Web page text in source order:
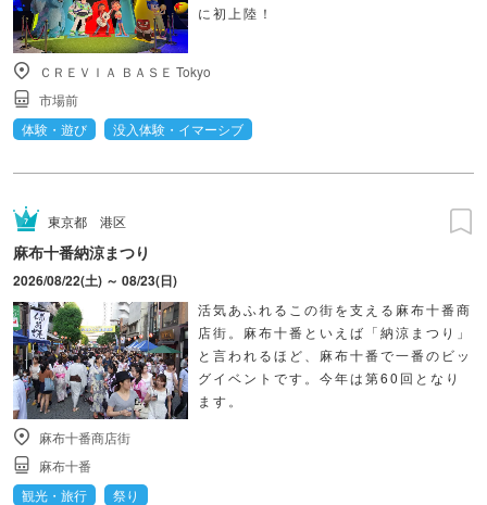
に初上陸！
ＣＲＥＶＩＡ ＢＡＳＥ Tokyo
市場前
体験・遊び
没入体験・イマーシブ
東京都 港区
麻布十番納涼まつり
2026/08/22(土) ～ 08/23(日)
活気あふれるこの街を支える麻布十番商
店街。麻布十番といえば「納涼まつり」
と言われるほど、麻布十番で一番のビッ
グイベントです。今年は第60回となり
ます。
麻布十番商店街
麻布十番
観光・旅行
祭り